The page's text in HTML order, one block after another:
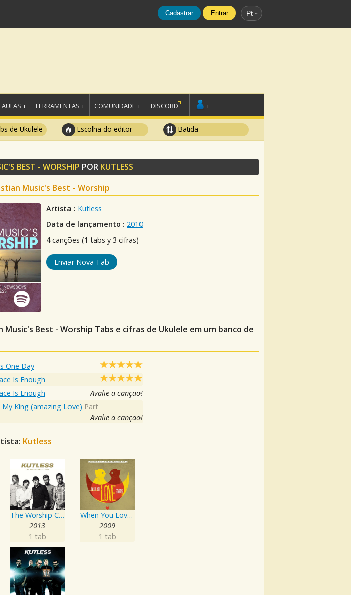
Cadastrar Entrar Pt
AULAS + FERRAMENTAS + COMUNIDADE + DISCORD +
de Ukulele Escolha do editor Batida
BEST - WORSHIP POR KUTLESS
Music's Best - Worship
Artista : Kutless
Data de lançamento : 2010
4canções (1 tabs y 3 cifras)
Enviar Nova Tab
Music's Best - Worship Tabs e cifras de Ukulele em um banco de
One Day
Is Enough
Is Enough Avalie a canção!
My King (amazing Love) Part
Avalie a canção!
Kutless
The Worship Collection
2013
1 tab
When You Love Someone
2009
1 tab